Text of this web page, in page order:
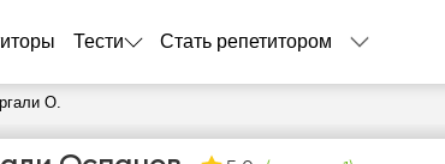
Тести Стать репетитором
О.